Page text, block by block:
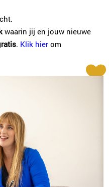
waarin jij en jouw nieuwe
. Klik hier om
Jong
|email